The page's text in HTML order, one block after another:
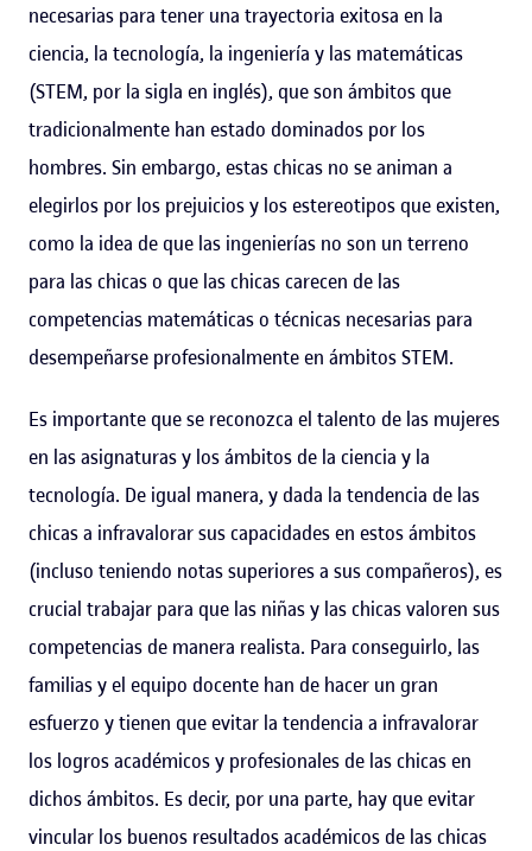
necesarias para tener una trayectoria exitosa en la
ciencia, la tecnología, la ingeniería y las matemáticas
(STEM, por la sigla en inglés), que son ámbitos que
tradicionalmente han estado dominados por los
hombres. Sin embargo, estas chicas no se animan a
elegirlos por los prejuicios y los estereotipos que existen,
como la idea de que las ingenierías no son un terreno
para las chicas o que las chicas carecen de las
competencias matemáticas o técnicas necesarias para
desempeñarse profesionalmente en ámbitos STEM.
Es importante que se reconozca el talento de las mujeres
en las asignaturas y los ámbitos de la ciencia y la
tecnología. De igual manera, y dada la tendencia de las
chicas a infravalorar sus capacidades en estos ámbitos
(incluso teniendo notas superiores a sus compañeros), es
crucial trabajar para que las niñas y las chicas valoren sus
competencias de manera realista. Para conseguirlo, las
familias y el equipo docente han de hacer un gran
esfuerzo y tienen que evitar la tendencia a infravalorar
los logros académicos y profesionales de las chicas en
dichos ámbitos. Es decir, por una parte, hay que evitar
vincular los buenos resultados académicos de las chicas